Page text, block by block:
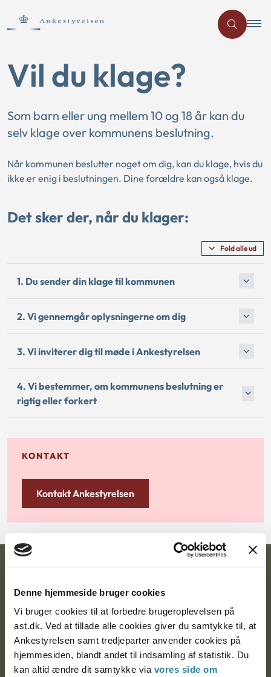
Denne hjemmeside bruger cookies
Vi bruger cookies til at forbedre brugeroplevelsen på
ast.dk. Ved at tillade alle cookies giver du samtykke til, at
Ankestyrelsen samt tredjeparter anvender cookies på
hjemmesiden, blandt andet til indsamling af statistik. Du
kan altid ændre dit samtykke via vores side om
Vil du klage?
Som barn eller ung mellem 10 og 18 år kan du
selv klage over kommunens beslutning.
Når kommunen beslutter noget om dig, kan du klage, hvis du
ikke er enig i beslutningen. Dine forældre kan også klage.
Det sker der, når du klager:
Fold alle ud
1. Du sender din klage til kommunen
2. Vi gennemgår oplysningerne om dig
3. Vi inviterer dig til møde i Ankestyrelsen
4. Vi bestemmer, om kommunens beslutning er
rigtig eller forkert
KONTAKT
Kontakt Ankestyrelsen
Ankestyrelsen
Postadresse:
Nytorv 7, 2. sal
9000 Aalborg